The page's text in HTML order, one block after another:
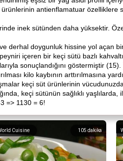
antienflamatuar özelliklere
inek sütünden daha yüksektir.
derhal doygunluk hissine yol açan
içeren bir keçi sütü bazlı
sonuçlandığını göstermiştir (15).
kilo kaybının arttırılmasına
keçi süt ürünlerinin
keçi sütünün sağlıklı
=> 1130 = 6!
105 dakika
Cuisine